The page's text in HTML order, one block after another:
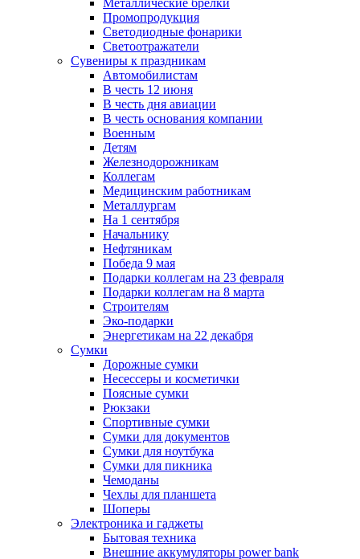
Металлические брелки
Промопродукция
Светодиодные фонарики
Светоотражатели
Сувениры к праздникам
Автомобилистам
В честь 12 июня
В честь дня авиации
В честь основания компании
Военным
Детям
Железнодорожникам
Коллегам
Медицинским работникам
Металлургам
На 1 сентября
Начальнику
Нефтяникам
Победа 9 мая
Подарки коллегам на 23 февраля
Подарки коллегам на 8 марта
Строителям
Эко-подарки
Энергетикам на 22 декабря
Сумки
Дорожные сумки
Несессеры и косметички
Поясные сумки
Рюкзаки
Спортивные сумки
Сумки для документов
Сумки для ноутбука
Сумки для пикника
Чемоданы
Чехлы для планшета
Шоперы
Электроника и гаджеты
Бытовая техника
Внешние аккумуляторы power bank